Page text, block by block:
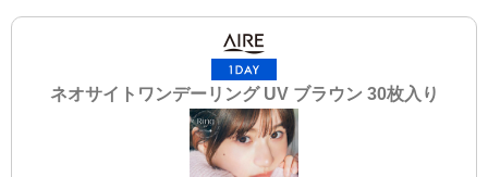
ネオサイトワンデーリング UV ブラウン 30枚入り